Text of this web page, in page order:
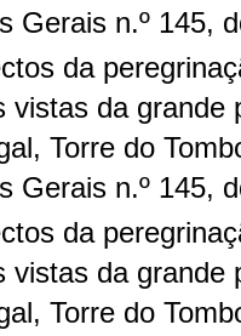
Gerais n.º 145,
da
vistas da grande
Torre do
Gerais n.º 145,
da
vistas da grande
Torre do